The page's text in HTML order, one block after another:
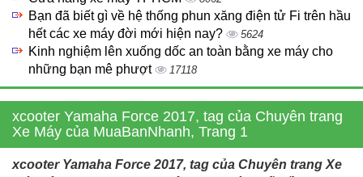
Bạn đã biết gì về hệ thống phun xăng điện tử Fi trên hầu
hết các xe máy đời mới hiện nay?
5624
Kinh nghiệm lên xuống dốc an toàn bằng xe máy cho
những bạn mê phượt
17118
xcooter Yamaha Force 2017, tag của Chuyên trang
Xe Máy của MuaBanNhanh, Trang 1
xcooter Yamaha Force 2017, tag của Chuyên trang Xe